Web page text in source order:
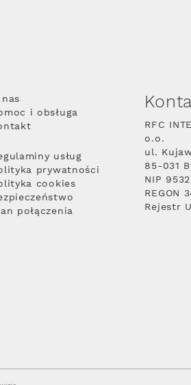
i obsługa
usług
prywatności
cookies
połączenia
RFC
o.o.
ul.
85-031
NIP
REGON
Rejestr